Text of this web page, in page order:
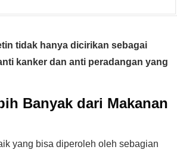
tidak hanya dicirikan sebagai
kanker dan anti peradangan yang
Banyak dari Makanan
yang bisa diperoleh oleh sebagian